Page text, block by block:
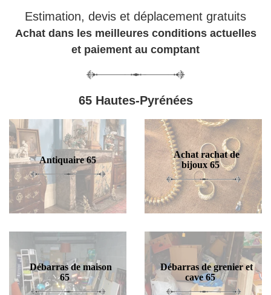
Estimation, devis et déplacement gratuits
Achat dans les meilleures conditions actuelles
et paiement au comptant
65 Hautes-Pyrénées
Antiquaire 65
Achat rachat de
bijoux 65
Débarras de maison
65
Débarras de grenier et
cave 65